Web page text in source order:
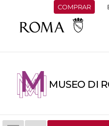
COMPRAR
MUSEO DI